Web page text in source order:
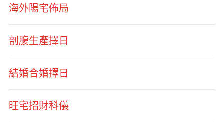
海外陽宅佈局
剖腹生產擇日
結婚合婚擇日
旺宅招財科儀